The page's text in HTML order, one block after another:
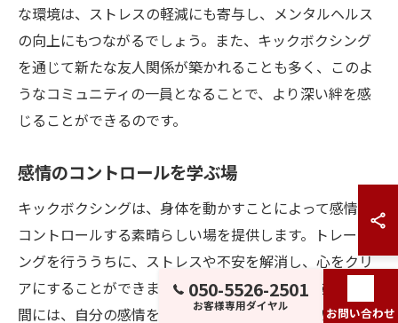
な環境は、ストレスの軽減にも寄与し、メンタルヘルス
の向上にもつながるでしょう。また、キックボクシング
を通じて新たな友人関係が築かれることも多く、このよ
うなコミュニティの一員となることで、より深い絆を感
じることができるのです。
感情のコントロールを学ぶ場
キックボクシングは、身体を動かすことによって感情を
コントロールする素晴らしい場を提供します。トレーニ
ングを行ううちに、ストレスや不安を解消し、心をクリ
アにすることができます。特にパンチやキックを打つ瞬
間には、自分の感情を吐き出すことができ、心の中のも
050-5526-2501
お客様専用ダイヤル お問い合わせ